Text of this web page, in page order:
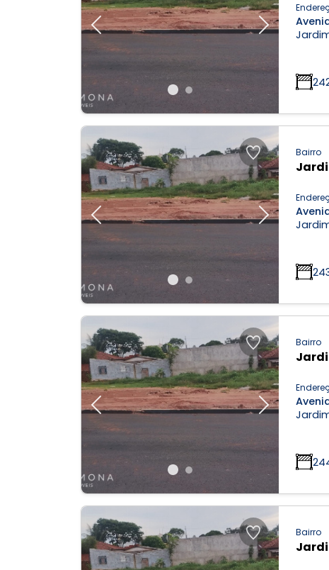
Previous Next
Previous Next
Bairro
Previous Next
Bairro
Bairro